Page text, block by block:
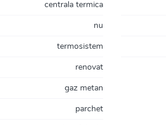
centrala termica
nu
termosistem
renovat
gaz metan
parchet